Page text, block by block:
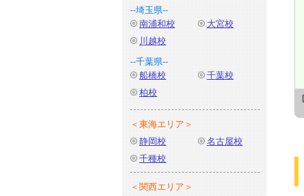
--埼玉県--
南浦和校
大宮校
川越校
--千葉県--
船橋校
千葉校
柏校
＜東海エリア＞
静岡校
名古屋校
千種校
＜関西エリア＞